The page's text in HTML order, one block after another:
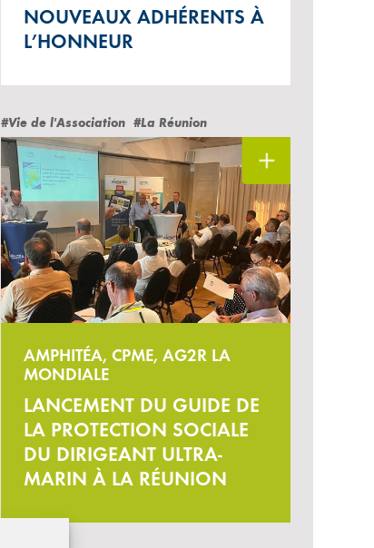
NOUVEAUX ADHÉRENTS À
L’HONNEUR
#Vie de l'Association #La Réunion
AMPHITÉA, CPME, AG2R LA
MONDIALE
LANCEMENT DU GUIDE DE
LA PROTECTION SOCIALE
DU DIRIGEANT ULTRA-
MARIN À LA RÉUNION